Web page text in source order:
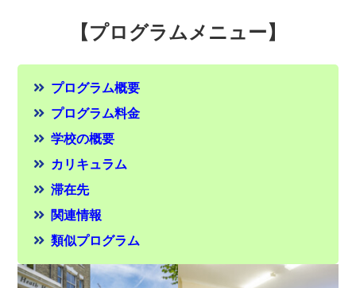
【プログラムメニュー】
プログラム概要
プログラム料金
学校の概要
カリキュラム
滞在先
関連情報
類似プログラム